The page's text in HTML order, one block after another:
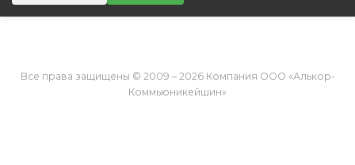
Согласие на обработку персональных данных
Все права защищены © 2009 – 2026 Компания ООО «Алькор-
Коммьюникейшин»